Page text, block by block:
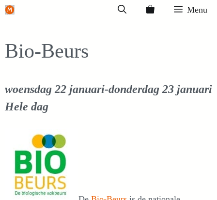
Ga
inhoud
Menu
Bio-Beurs
woensdag 22 januari-donderdag 23 januari
Hele dag